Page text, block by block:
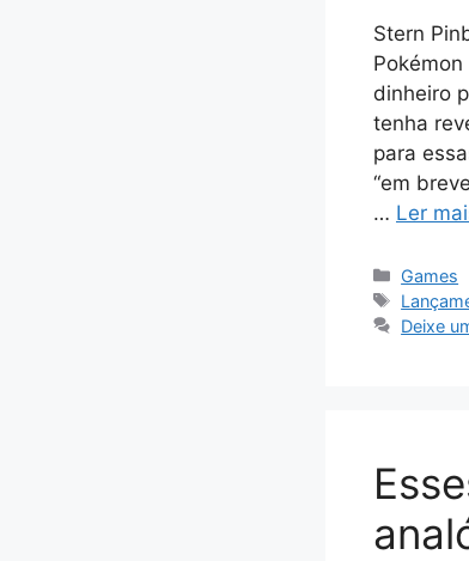
Stern
dinheiro
tenha
para
“em
… Ler
Games
Tags
Deixe